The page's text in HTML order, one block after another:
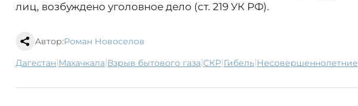
лиц, возбуждено уголовное дело (ст. 219 УК РФ).
Автор:Роман Новоселов
Дагестан| Махачкала| взрыв бытового газа| СКР| гибель| несовершеннолетние